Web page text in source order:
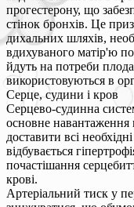
прогестерону, що
стінок бронхів. Це
дихальних шляхів,
вдихуваного матір'ю
йдуть на потреби
використовуються в
Серце, судини і кров
Серцево-судинна
основне
доставити всі
відбувається
почастішання
крові.
Артеріальний тиск у